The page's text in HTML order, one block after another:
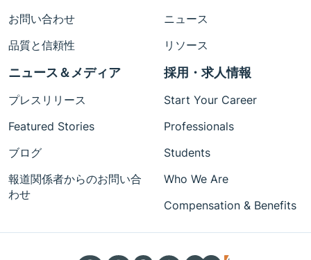
お問い合わせ
品質と信頼性
ニュース
リソース
ニュース＆メディア
プレスリリース
Featured Stories
ブログ
報道関係者からのお問い合
わせ
採用・求人情報
Start Your Career
Professionals
Students
Who We Are
Compensation & Benefits